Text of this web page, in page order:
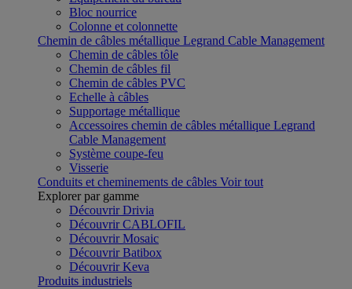
Bloc nourrice
Colonne et colonnette
Chemin de câbles métallique Legrand Cable Management
Chemin de câbles tôle
Chemin de câbles fil
Chemin de câbles PVC
Echelle à câbles
Supportage métallique
Accessoires chemin de câbles métallique Legrand
Cable Management
Système coupe-feu
Visserie
Conduits et cheminements de câbles Voir tout
Explorer par gamme
Découvrir Drivia
Découvrir CABLOFIL
Découvrir Mosaic
Découvrir Batibox
Découvrir Keva
Produits industriels